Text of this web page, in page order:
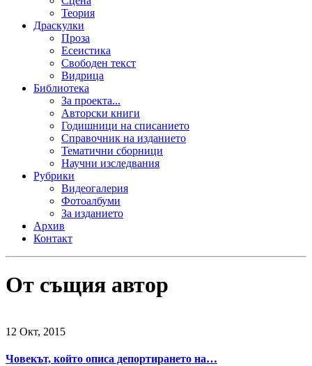
Теория
Драскулки
Проза
Есеистика
Свободен текст
Видрица
Библиотека
За проекта...
Авторски книги
Годишници на списанието
Справочник на изданието
Тематични сборници
Научни изследвания
Рубрики
Видеогалерия
Фотоалбуми
За изданието
Архив
Контакт
От същия автор
12 Окт, 2015
Човекът, който описа депортирането на…